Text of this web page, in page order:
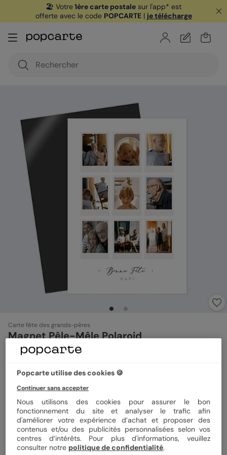
🏖️ Votre1ère carte postale sur l'app* est
offerte avec le code POPCARTE| je télécharge
Carte fête des grands-pères
Magnet Pêle-Mêle Polaroid
5(1avis)
Quantité 1 magnet
Popcarte utilise des cookies 🍪
Continuer sans accepter
Nous utilisons des cookies pour assurer le bon
fonctionnement du site et analyser le trafic afin
d'améliorer votre expérience d’achat et proposer des
contenus et/ou des publicités personnalisées selon vos
centres d’intérêts. Pour plus d'informations, veuillez
consulter notre politique de confidentialité.